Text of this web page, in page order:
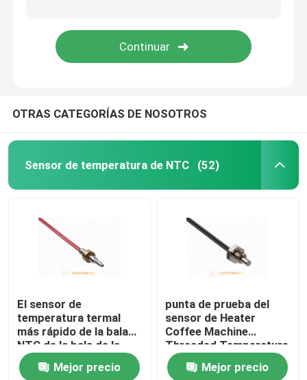
OTRAS CATEGORÍAS DE NOSOTROS
Sensor de temperatura de NTC (52)
El sensor de
temperatura termal
más rápido de la bala
NTC de la bala de la
respuesta para la
máquina del café
Mejor precio
punta de prueba del
sensor de Heater
Coffee Machine
Threaded Temperature
del agua 100K
Mejor precio